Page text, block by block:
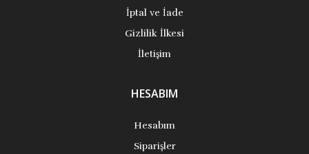
İptal ve İade
Gizlilik İlkesi
İletişim
HESABIM
Hesabım
Siparişler